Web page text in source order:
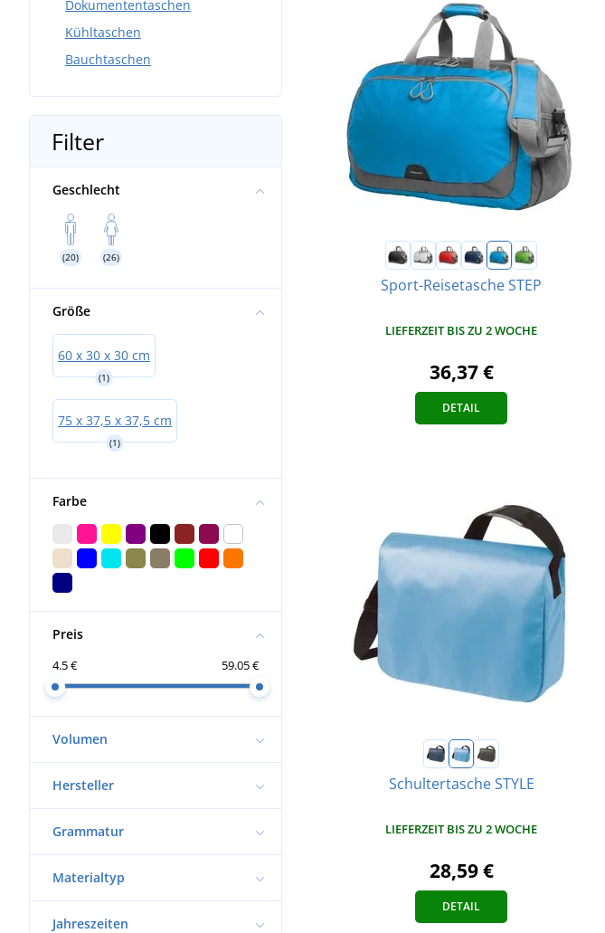
Dokumententaschen
Kühltaschen
Bauchtaschen
Filter
Geschlecht
(20) (26)
Größe
60 x 30 x 30 cm
(1)
75 x 37,5 x 37,5 cm
(1)
Farbe
Preis
4.5 € 59.05 €
Volumen
Hersteller
Grammatur
Materialtyp
Jahreszeiten
Sport-Reisetasche STEP
LIEFERZEIT BIS ZU 2 WOCHE
36,37 €
DETAIL
Schultertasche STYLE
LIEFERZEIT BIS ZU 2 WOCHE
28,59 €
DETAIL